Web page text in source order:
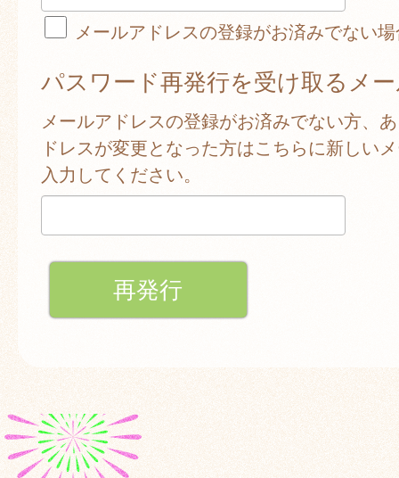
メールアドレスの登録がお済みでない
パスワード再発行を受け取るメ
メールアドレスの登録がお済みでない方、
ドレスが変更となった方はこちらに新しい
入力してください。